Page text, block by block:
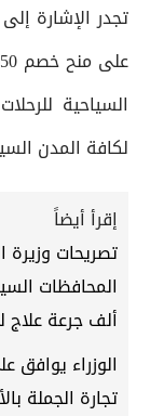
تجدر الإشارة
لكافة المدن
إقرأ أيضاً
تصريحات وزيرة
ألف جرعة علاج
الوزراء يوافق
تجارة الجملة